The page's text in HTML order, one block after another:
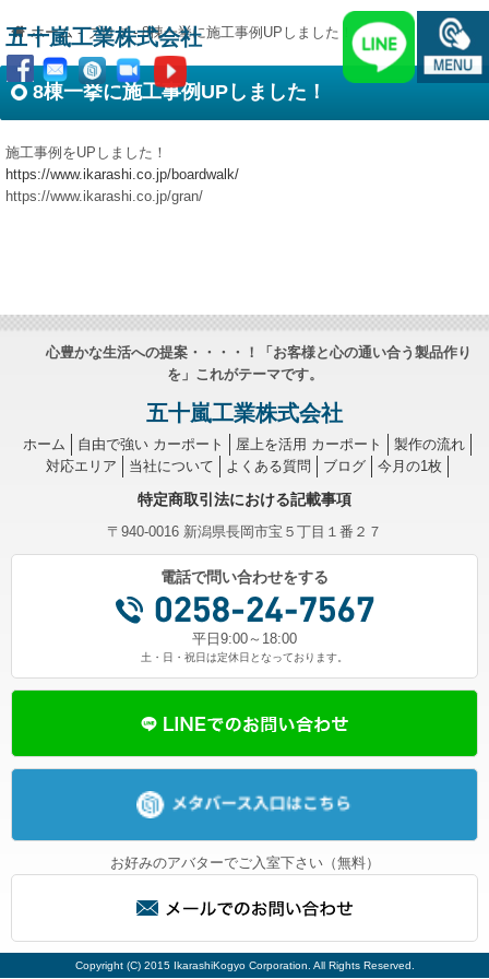
五十嵐工業株式会社
ホーム-ブログ-8棟一挙に施工事例UPしました！
8棟一挙に施工事例UPしました！
施工事例をUPしました！
https://www.ikarashi.co.jp/boardwalk/
https://www.ikarashi.co.jp/gran/
心豊かな生活への提案・・・・！「お客様と心の通い合う製品作り
を」これがテーマです。
五十嵐工業株式会社
ホーム 自由で強い カーポート 屋上を活用 カーポート
製作の流れ
対応エリア
当社について よくある質問 ブログ 今月の1枚
特定商取引法における記載事項
〒940-0016 新潟県長岡市宝５丁目１番２７
電話で問い合わせをする
平日9:00～18:00
土・日・祝日は定休日となっております。
お好みのアバターでご入室下さい（無料）
Copyright (C) 2015 IkarashiKogyo Corporation. All Rights Reserved.